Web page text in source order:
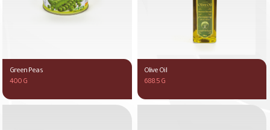
Green Peas
400 G
Olive Oil
688.5 G